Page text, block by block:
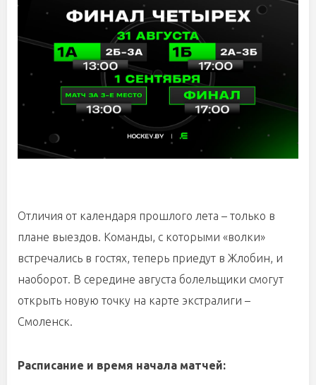
Отличия от календаря прошлого лета – только в
плане выездов. Команды, с которыми «волки»
встречались в гостях, теперь приедут в Жлобин, и
наоборот. В середине августа болельщики смогут
открыть новую точку на карте экстралиги –
Смоленск.
Расписание и время начала матчей: